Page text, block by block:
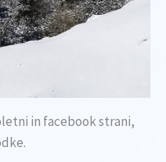
in facebook strani,